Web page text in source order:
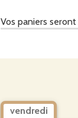
Vos paniers
Un lieu oà¹ se
-l'accueil de
St Leu / en
vendredi